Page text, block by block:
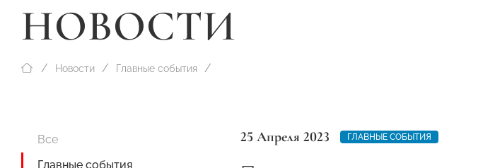
НОВОСТИ
Новости Главные события
Все
Главные события
25 Апреля 2023 ГЛАВНЫЕ СОБЫТИЯ